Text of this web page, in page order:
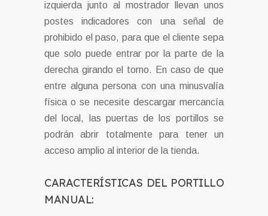
izquierda junto al mostrador llevan unos
postes indicadores con una señal de
prohibido el paso, para que el cliente sepa
que solo puede entrar por la parte de la
derecha girando el torno. En caso de que
entre alguna persona con una minusvalía
física o se necesite descargar mercancía
del local, las puertas de los portillos se
podrán abrir totalmente para tener un
acceso amplio al interior de la tienda.
CARACTERÍSTICAS DEL PORTILLO
MANUAL: